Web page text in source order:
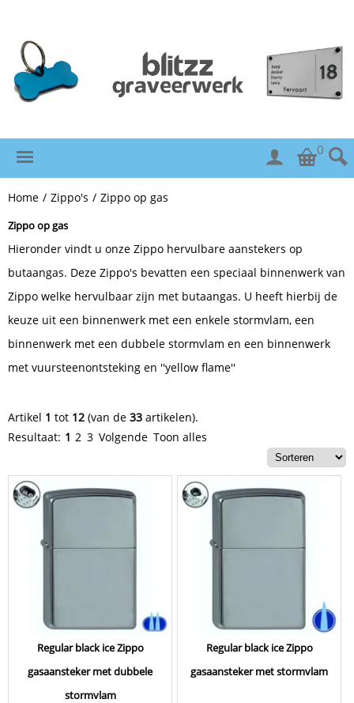
0
Home / Zippo's / Zippo op gas
Zippo op gas
Hieronder vindt u onze Zippo hervulbare aanstekers op
butaangas. Deze Zippo's bevatten een speciaal binnenwerk van
Zippo welke hervulbaar zijn met butaangas. U heeft hierbij de
keuze uit een binnenwerk met een enkele stormvlam, een
binnenwerk met een dubbele stormvlam en een binnenwerk
met vuursteenontsteking en ''yellow flame''
Artikel 1 tot 12 (van de 33 artikelen).
Resultaat: 1 2 3 Volgende Toon alles
Regular black ice Zippo
gasaansteker met dubbele
stormvlam
Regular black ice Zippo
gasaansteker met stormvlam